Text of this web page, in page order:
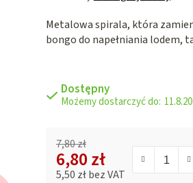
produktu
wynosi
gwiazdek.
Metalowa spirala, która
bongo do napełniania lodem,
Dostępny
7,80 zł
6,80 zł
5,50 zł bez VAT